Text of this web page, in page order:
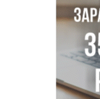
500 литров ухи
Бугринском пляже
Под
перевернувшейся